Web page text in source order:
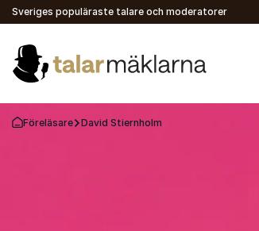
Sveriges populäraste talare och moderatorer
Gå tillbaka till startsidan
Föreläsare David Stiernholm